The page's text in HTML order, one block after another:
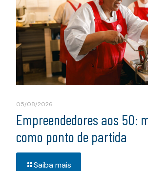
05/08/2026
Empreendedores aos 50:
como ponto de partida
Saiba mais